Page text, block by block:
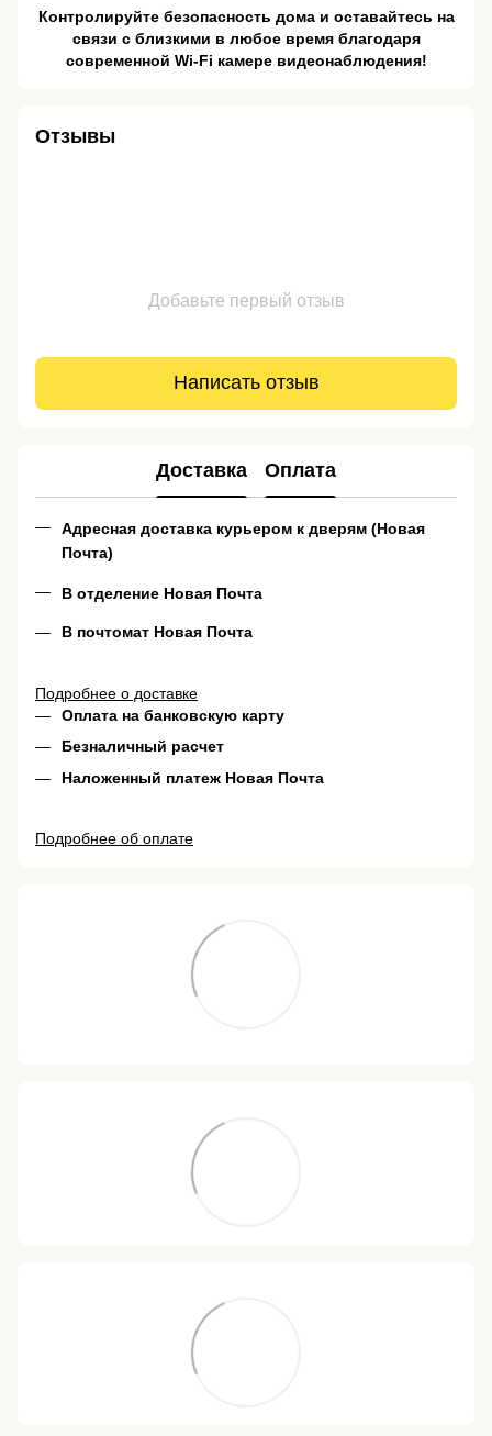
Контролируйте безопасность дома и оставайтесь на
связи с близкими в любое время благодаря
современной Wi-Fi камере видеонаблюдения!
Отзывы
Добавьте первый отзыв
Написать отзыв
Доставка Оплата
Адресная доставка курьером к дверям (Новая
Почта)
В отделение Новая Почта
В почтомат Новая Почта
Подробнее о доставке
Оплата на банковскую карту
Безналичный расчет
Наложенный платеж Новая Почта
Подробнее об оплате